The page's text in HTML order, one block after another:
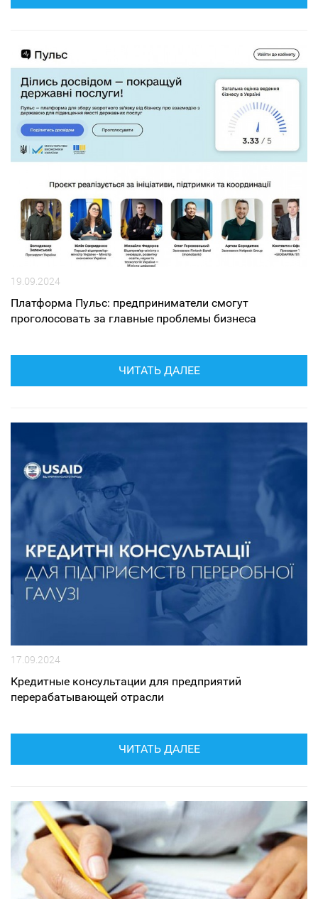
19.09.2024
Платформа Пульс: предприниматели смогут
проголосовать за главные проблемы бизнеса
ЧИТАТЬ ДАЛЕЕ
17.09.2024
Кредитные консультации для предприятий
перерабатывающей отрасли
ЧИТАТЬ ДАЛЕЕ